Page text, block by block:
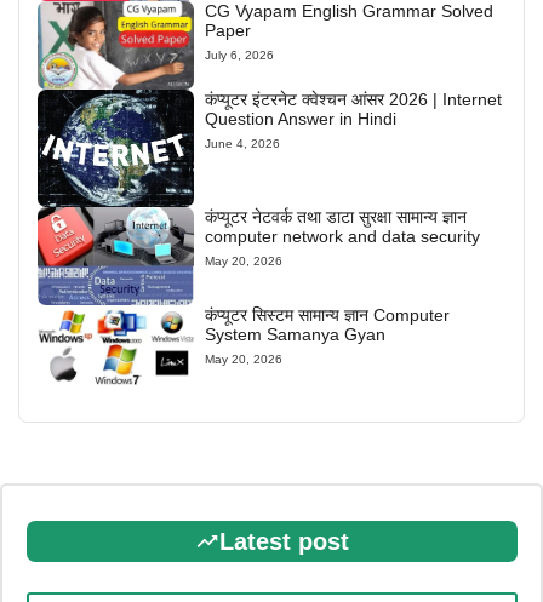
CG Vyapam English Grammar Solved
Paper
July 6, 2026
कंप्यूटर इंटरनेट क्वेश्चन आंसर 2026 | Internet
Question Answer in Hindi
June 4, 2026
कंप्यूटर नेटवर्क तथा डाटा सुरक्षा सामान्य ज्ञान
computer network and data security
May 20, 2026
कंप्यूटर सिस्टम सामान्य ज्ञान Computer
System Samanya Gyan
May 20, 2026
Latest post